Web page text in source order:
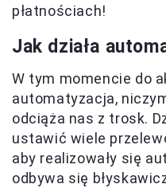
płatnościach!
Jak działa
W tym momencie do
automatyzacja,
odciąża nas z trosk.
ustawić wiele
aby realizowały się
odbywa się